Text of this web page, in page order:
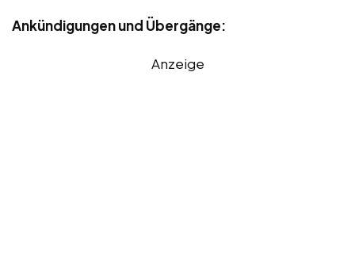
Ankündigungen und Übergänge:
Anzeige